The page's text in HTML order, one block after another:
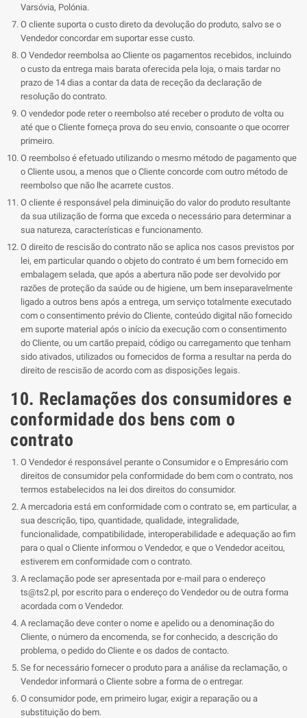
Varsóvia, Polónia.
O cliente suporta o custo direto da devolução do produto, salvo se o
Vendedor concordar em suportar esse custo.
O Vendedor reembolsa ao Cliente os pagamentos recebidos, incluindo
o custo da entrega mais barata oferecida pela loja, o mais tardar no
prazo de 14 dias a contar da data de receção da declaração de
resolução do contrato.
O vendedor pode reter o reembolso até receber o produto de volta ou
até que o Cliente forneça prova do seu envio, consoante o que ocorrer
primeiro.
O reembolso é efetuado utilizando o mesmo método de pagamento que
o Cliente usou, a menos que o Cliente concorde com outro método de
reembolso que não lhe acarrete custos.
O cliente é responsável pela diminuição do valor do produto resultante
da sua utilização de forma que exceda o necessário para determinar a
sua natureza, características e funcionamento.
O direito de rescisão do contrato não se aplica nos casos previstos por
lei, em particular quando o objeto do contrato é um bem fornecido em
embalagem selada, que após a abertura não pode ser devolvido por
razões de proteção da saúde ou de higiene, um bem inseparavelmente
ligado a outros bens após a entrega, um serviço totalmente executado
com o consentimento prévio do Cliente, conteúdo digital não fornecido
em suporte material após o início da execução com o consentimento
do Cliente, ou um cartão prepaid, código ou carregamento que tenham
sido ativados, utilizados ou fornecidos de forma a resultar na perda do
direito de rescisão de acordo com as disposições legais.
10. Reclamações dos consumidores e
conformidade dos bens com o
contrato
O Vendedor é responsável perante o Consumidor e o Empresário com
direitos de consumidor pela conformidade do bem com o contrato, nos
termos estabelecidos na lei dos direitos do consumidor.
A mercadoria está em conformidade com o contrato se, em particular, a
sua descrição, tipo, quantidade, qualidade, integralidade,
funcionalidade, compatibilidade, interoperabilidade e adequação ao fim
para o qual o Cliente informou o Vendedor, e que o Vendedor aceitou,
estiverem em conformidade com o contrato.
A reclamação pode ser apresentada por e-mail para o endereço
ts@ts2.pl, por escrito para o endereço do Vendedor ou de outra forma
acordada com o Vendedor.
A reclamação deve conter o nome e apelido ou a denominação do
Cliente, o número da encomenda, se for conhecido, a descrição do
problema, o pedido do Cliente e os dados de contacto.
Se for necessário fornecer o produto para a análise da reclamação, o
Vendedor informará o Cliente sobre a forma de o entregar.
O consumidor pode, em primeiro lugar, exigir a reparação ou a
substituição do bem.